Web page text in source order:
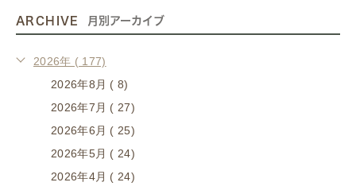
ARCHIVE 月別アーカイブ
2026年 ( 177)
2026年8月 ( 8)
2026年7月 ( 27)
2026年6月 ( 25)
2026年5月 ( 24)
2026年4月 ( 24)